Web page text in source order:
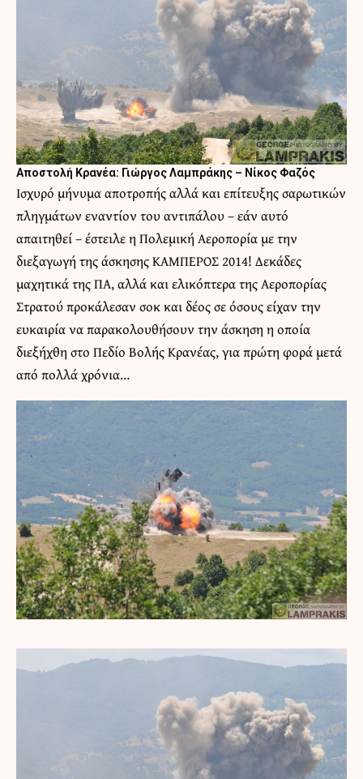
Αποστολή Κρανέα: Γιώργος Λαμπράκης – Νίκος Φαζός
Ισχυρό μήνυμα αποτροπής αλλά και επίτευξης σαρωτικών
πληγμάτων εναντίον του αντιπάλου – εάν αυτό
απαιτηθεί – έστειλε η Πολεμική Αεροπορία με την
διεξαγωγή της άσκησης ΚΑΜΠΕΡΟΣ 2014! Δεκάδες
μαχητικά της ΠΑ, αλλά και ελικόπτερα της Αεροπορίας
Στρατού προκάλεσαν σοκ και δέος σε όσους είχαν την
ευκαιρία να παρακολουθήσουν την άσκηση η οποία
διεξήχθη στο Πεδίο Βολής Κρανέας, για πρώτη φορά μετά
από πολλά χρόνια…